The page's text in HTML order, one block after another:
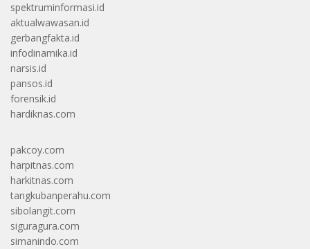
spektruminformasi.id
aktualwawasan.id
gerbangfakta.id
infodinamika.id
narsis.id
pansos.id
forensik.id
hardiknas.com
pakcoy.com
harpitnas.com
harkitnas.com
tangkubanperahu.com
sibolangit.com
siguragura.com
simanindo.com